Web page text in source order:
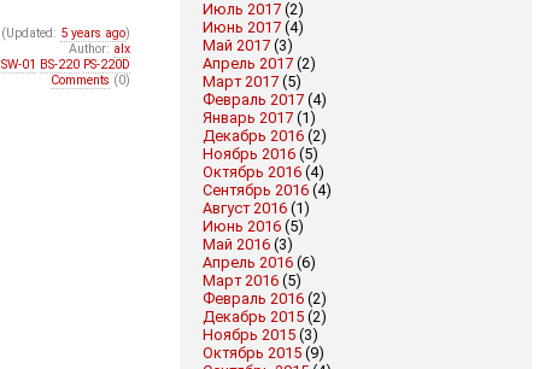
Июль 2017 (2)
Июнь 2017 (4)
Май 2017 (3)
Апрель 2017 (2)
Март 2017 (5)
Февраль 2017 (4)
Январь 2017 (1)
Декабрь 2016 (2)
Ноябрь 2016 (5)
Октябрь 2016 (4)
Сентябрь 2016 (4)
Август 2016 (1)
Июнь 2016 (5)
Май 2016 (3)
Апрель 2016 (6)
Март 2016 (5)
Февраль 2016 (2)
Декабрь 2015 (2)
Ноябрь 2015 (3)
Октябрь 2015 (9)
(Updated: 5 years ago)
Author: alx
SW-01 BS-220 PS-220D
Comments (0)